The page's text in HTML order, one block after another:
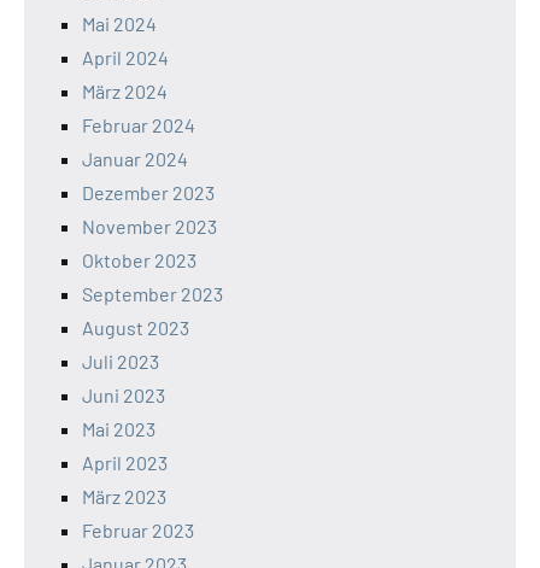
Mai 2024
April 2024
März 2024
Februar 2024
Januar 2024
Dezember 2023
November 2023
Oktober 2023
September 2023
August 2023
Juli 2023
Juni 2023
Mai 2023
April 2023
März 2023
Februar 2023